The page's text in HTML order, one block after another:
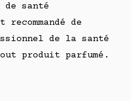
de santé
de
de la santé
produit parfumé.